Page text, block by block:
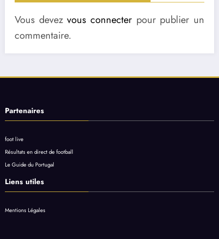
Vous devezvous connecter pour publier un
commentaire.
Partenaires
foot live
Résultats en direct de football
Le Guide du Portugal
Liens utiles
Mentions Légales